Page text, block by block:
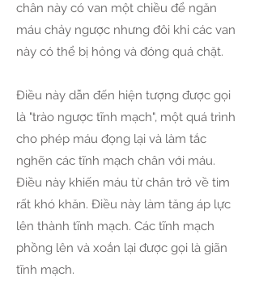
chân này có van một chiều để ngăn
máu chảy ngược nhưng đôi khi các van
này có thể bị hỏng và đóng quá chặt.
Điều này dẫn đến hiện tượng được gọi
là "trào ngược tĩnh mạch", một quá trình
cho phép máu đọng lại và làm tắc
nghẽn các tĩnh mạch chân với máu.
Điều này khiến máu từ chân trở về tim
rất khó khăn. Điều này làm tăng áp lực
lên thành tĩnh mạch. Các tĩnh mạch
phồng lên và xoắn lại được gọi là giãn
tĩnh mạch.